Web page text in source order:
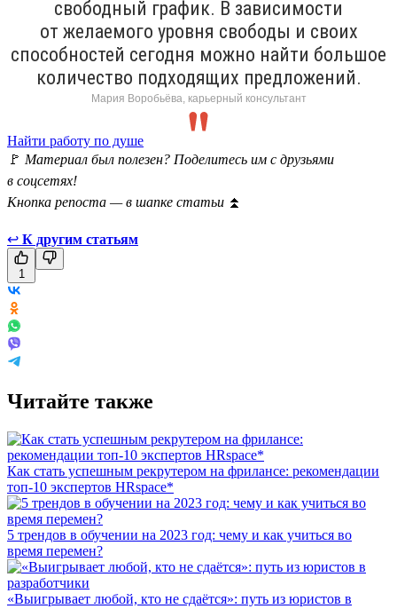
свободный график. В зависимости
от желаемого уровня свободы и своих
способностей сегодня можно найти большое
количество подходящих предложений.
Мария Воробьёва, карьерный консультант
Найти работу по душе
🚩 Материал был полезен? Поделитесь им с друзьями
в соцсетях!
Кнопка репоста — в шапке статьи ⏫
↩ К другим статьям
1
Читайте также
Как стать успешным рекрутером на фрилансе: рекомендации
топ-10 экспертов HRspace*
5 трендов в обучении на 2023 год: чему и как учиться во
время перемен?
«Выигрывает любой, кто не сдаётся»: путь из юристов в